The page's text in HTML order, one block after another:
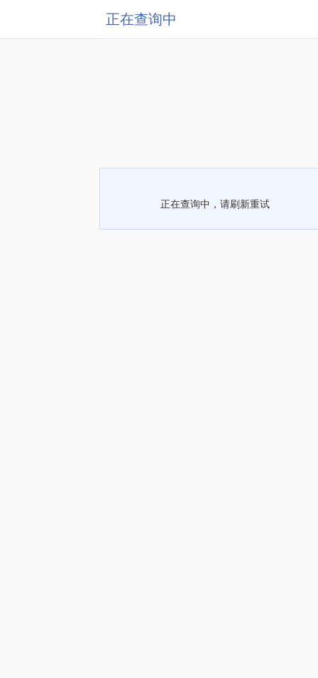
正在查询中
正在查询中，请刷新重试